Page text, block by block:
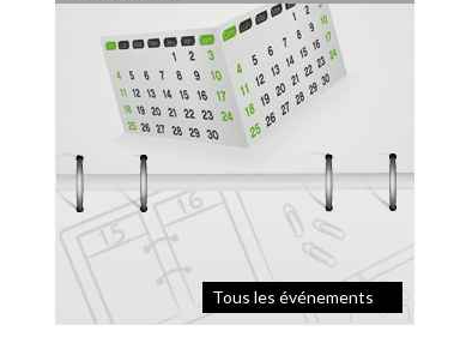
Tous les événements